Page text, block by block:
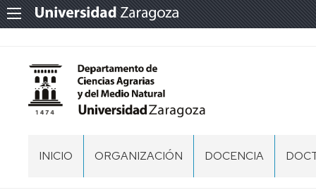
INICIO ORGANIZACIÓN DOCENCIA